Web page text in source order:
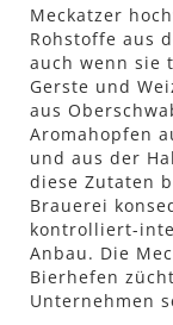
Meckatzer
Rohstoffe aus
auch wenn sie
Gerste und
aus
Aromahopfen
und aus der
diese Zutaten
Brauerei
kontrolliert-
Anbau. Die
Bierhefen
Unternehmen